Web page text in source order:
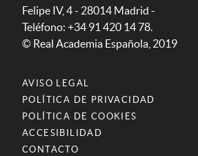
Felipe IV, 4 - 28014 Madrid -
Teléfono: +34 91 420 14 78.
© Real Academia Española, 2019
AVISO LEGAL
POLÍTICA DE PRIVACIDAD
POLÍTICA DE COOKIES
ACCESIBILIDAD
CONTACTO